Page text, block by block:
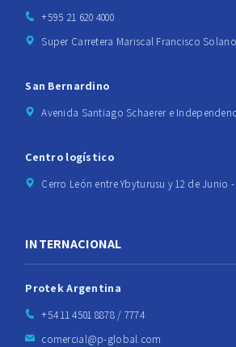
+595 21 620 4000
Super Carretera Mariscal Francisco
San Bernardino
Avenida Santiago Schaerer e
Centro logístico
Cerro León entre Ybyturusu y 12 de Junio
INTERNACIONAL
Protek Argentina
+54 11 4501 8878 / 7774
comercial@p-global.com